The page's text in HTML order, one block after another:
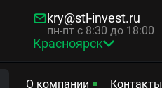
kry@stl-invest.ru
пн-пт с 8:30 до 18:00
Красноярск
О компании Контакты